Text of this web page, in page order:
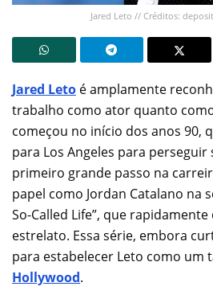
Jared Leto // Créditos:
Jared Leto é amplamente
trabalho como ator quanto
começou no início dos anos 90,
para Los Angeles para
primeiro grande passo na
papel como Jordan Catalano na
So-Called Life”, que
estrelato. Essa série, embora
para estabelecer Leto como um
Hollywood.